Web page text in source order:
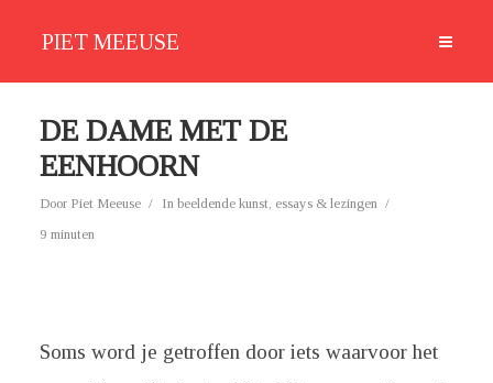
PIET MEEUSE
DE DAME MET DE
EENHOORN
Door Piet Meeuse In beeldende kunst, essays & lezingen
9 minuten
Soms word je getroffen door iets waarvoor het